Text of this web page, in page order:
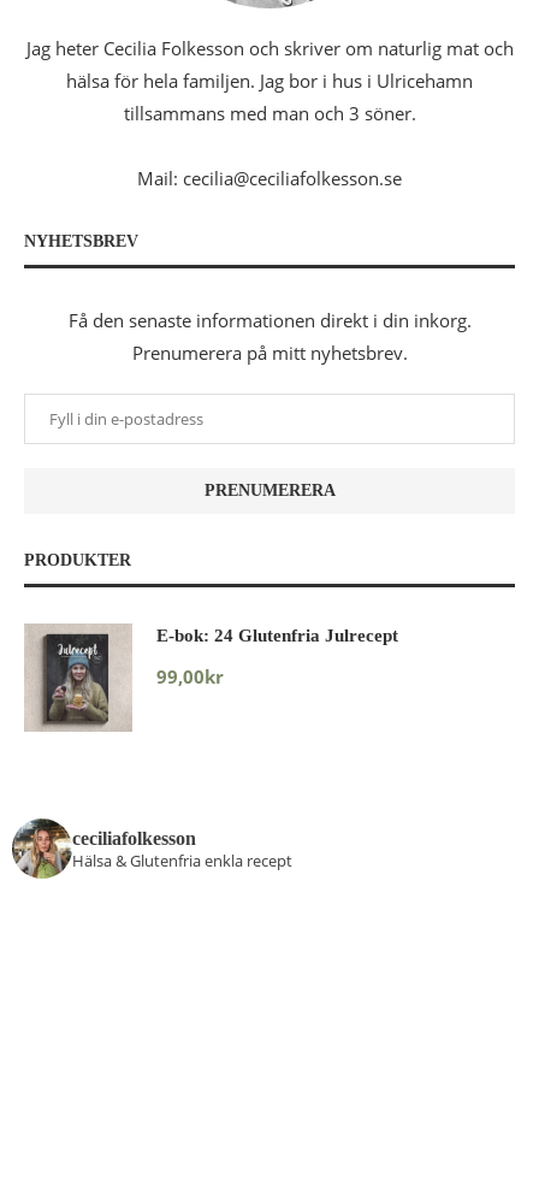
Jag heter Cecilia Folkesson och skriver om naturlig mat och
hälsa för hela familjen. Jag bor i hus i Ulricehamn
tillsammans med man och 3 söner.
Mail: cecilia@ceciliafolkesson.se
NYHETSBREV
Få den senaste informationen direkt i din inkorg.
Prenumerera på mitt nyhetsbrev.
PRODUKTER
E-bok: 24 Glutenfria Julrecept
99,00kr
ceciliafolkesson
Hälsa & Glutenfria enkla recept